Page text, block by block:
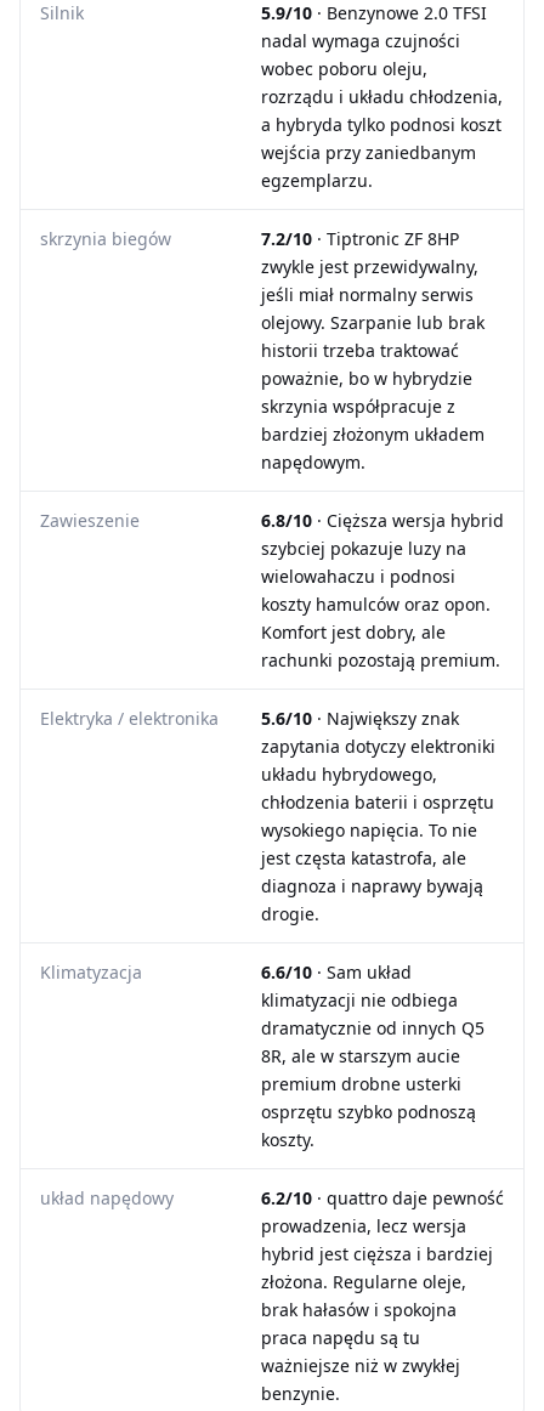
Silnik 5.9/10 · Benzynowe 2.0 TFSI
nadal wymaga czujności
wobec poboru oleju,
rozrządu i układu chłodzenia,
a hybryda tylko podnosi koszt
wejścia przy zaniedbanym
egzemplarzu.
skrzynia biegów 7.2/10 · Tiptronic ZF 8HP
zwykle jest przewidywalny,
jeśli miał normalny serwis
olejowy. Szarpanie lub brak
historii trzeba traktować
poważnie, bo w hybrydzie
skrzynia współpracuje z
bardziej złożonym układem
napędowym.
Zawieszenie 6.8/10 · Cięższa wersja hybrid
szybciej pokazuje luzy na
wielowahaczu i podnosi
koszty hamulców oraz opon.
Komfort jest dobry, ale
rachunki pozostają premium.
Elektryka / elektronika 5.6/10 · Największy znak
zapytania dotyczy elektroniki
układu hybrydowego,
chłodzenia baterii i osprzętu
wysokiego napięcia. To nie
jest częsta katastrofa, ale
diagnoza i naprawy bywają
drogie.
Klimatyzacja 6.6/10 · Sam układ
klimatyzacji nie odbiega
dramatycznie od innych Q5
8R, ale w starszym aucie
premium drobne usterki
osprzętu szybko podnoszą
koszty.
układ napędowy 6.2/10 · quattro daje pewność
prowadzenia, lecz wersja
hybrid jest cięższa i bardziej
złożona. Regularne oleje,
brak hałasów i spokojna
praca napędu są tu
ważniejsze niż w zwykłej
benzynie.